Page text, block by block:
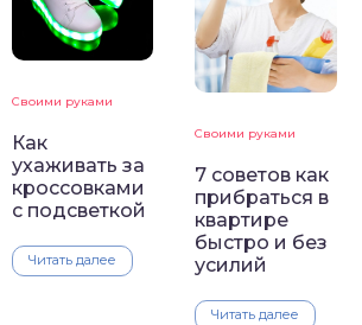
Своими руками
Как
ухаживать за
кроссовками
с подсветкой
Читать далее
Своими руками
7 советов как
прибраться в
квартире
быстро и без
усилий
Читать далее